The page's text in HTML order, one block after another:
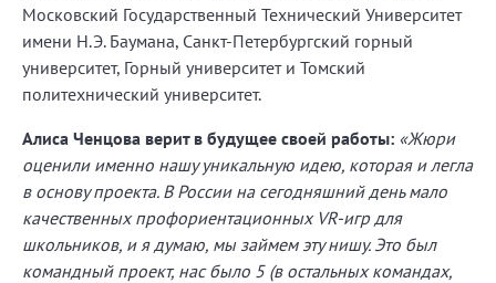
Московский Государственный Технический Университет
имени Н.Э. Баумана, Санкт-Петербургский горный
университет, Горный университет и Томский
политехнический университет.
Алиса Ченцова верит в будущее своей работы: «Жюри
оценили именно нашу уникальную идею, которая и легла
в основу проекта. В России на сегодняшний день мало
качественных профориентационных VR-игр для
школьников, и я думаю, мы займем эту нишу. Это был
командный проект, нас было 5 (в остальных командах,